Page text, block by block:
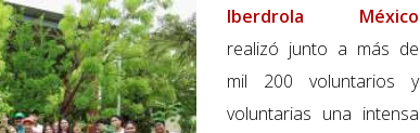
Iberdrola México
realizó junto a más de
mil 200 voluntarios y
voluntarias una intensa